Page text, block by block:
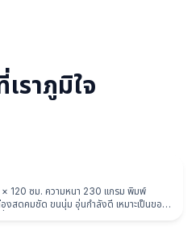
ราภูมิใจ
120 ซม. ความหนา 230 แกรม พิมพ์
งสดคมชัด ขนนุ่ม อุ่นกำลังดี เหมาะเป็นของ